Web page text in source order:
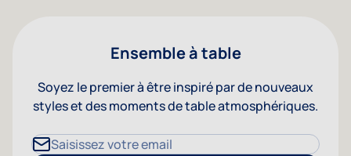
Ensemble à table
Soyez le premier à être inspiré par de nouveaux
styles et des moments de table atmosphériques.
Adresse mail